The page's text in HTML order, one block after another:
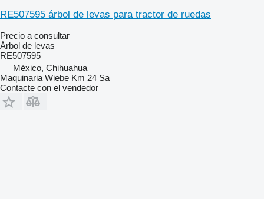
RE507595 árbol de levas para tractor de ruedas
Precio a consultar
Árbol de levas
RE507595
México, Chihuahua
Maquinaria Wiebe Km 24 Sa
Contacte con el vendedor